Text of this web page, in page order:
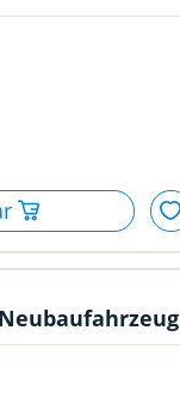
35, Trumpeter.